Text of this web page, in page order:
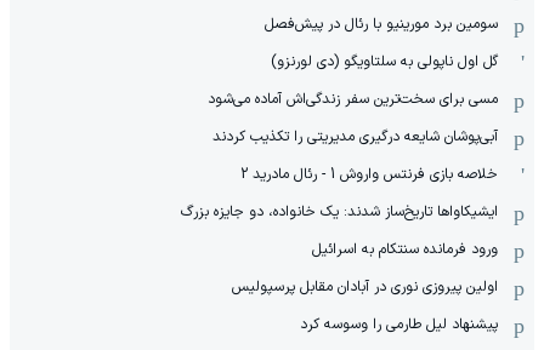
سومین برد مورینیو با رئال در پیش‌فصل
گل اول ناپولی به سلتاویگو (دی لورنزو)
مسی برای سخت‌ترین سفر زندگی‌اش آماده می‌شود
آبی‌پوشان شایعه درگیری مدیریتی را تکذیب کردند
خلاصه بازی فرنتس واروش 1 - رئال مادرید 2
ایشیکاوا‌ها تاریخ‌ساز شدند: یک خانواده، دو جایزه بزرگ
ورود فرمانده سنتکام به اسرائیل
اولین پیروزی نوری در آبادان مقابل پرسپولیس
پیشنهاد لیل طارمی را وسوسه کرد